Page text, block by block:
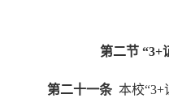
第二节 “3+
第二十一条 本校“3+